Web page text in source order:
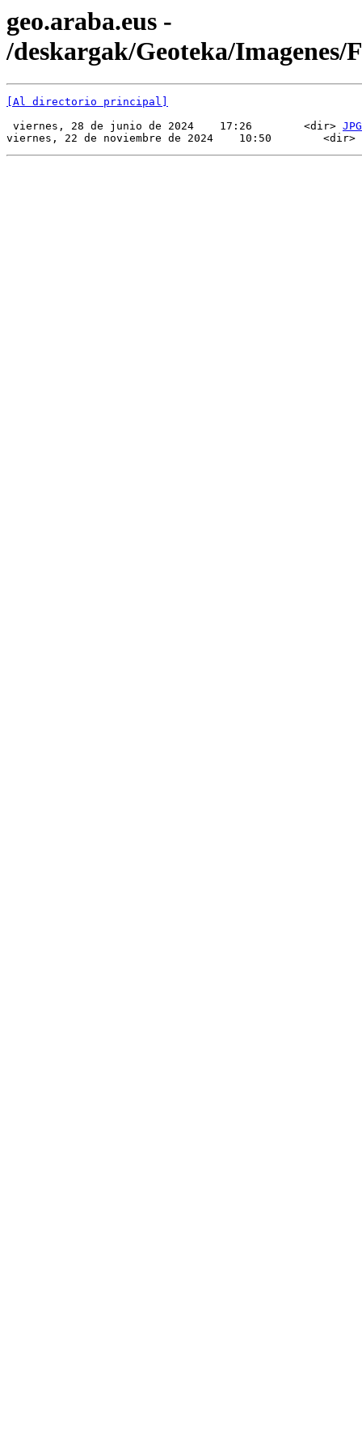
geo.araba.eus -
/deskargak/Geoteka/Imagenes/
[Al directorio principal]
viernes, 28 de junio de 2024    17:26        <dir> JPG
viernes, 22 de noviembre de 2024    10:50        <dir>